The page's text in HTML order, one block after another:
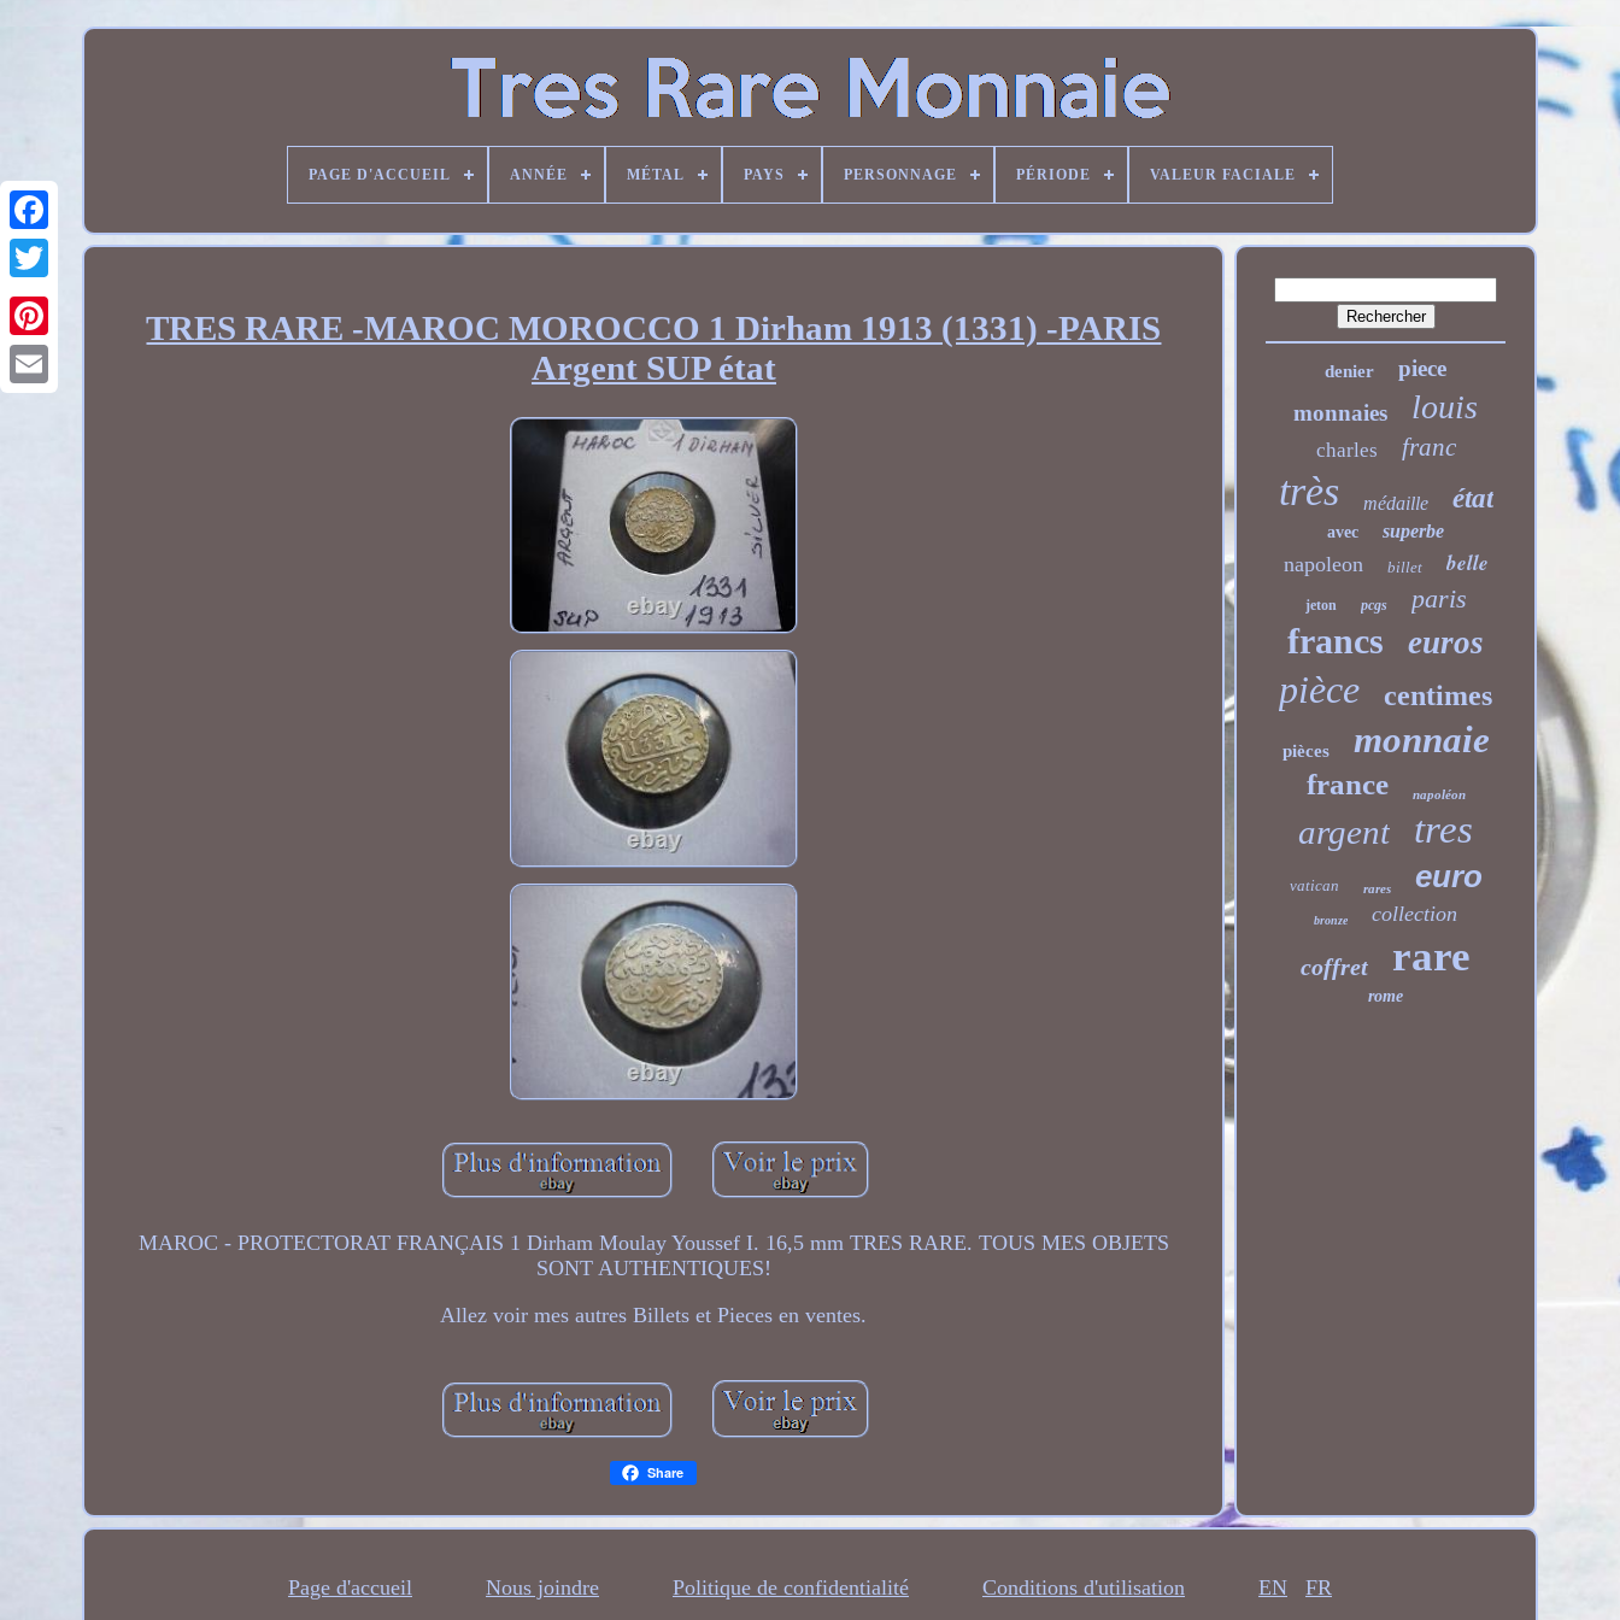
PAGE D'ACCUEIL ANNÉE MÉTAL PAYS PERSONNAGE PÉRIODE VALEUR FACIALE
TRES RARE -MAROC MOROCCO 1 Dirham 1913 (1331) -PARIS
Argent SUP état
MAROC - PROTECTORAT FRANÇAIS 1 Dirham Moulay Youssef I. 16,5 mm TRES RARE. TOUS MES OBJETS
SONT AUTHENTIQUES!
Allez voir mes autres Billets et Pieces en ventes.
Share
denier
piece
monnaies
louis
charles franc
très médaille état
avec superbe
napoleon billet belle
jeton pcgs paris
francs euros
pièce centimes
pièces monnaie
france napoléon
argent tres
vatican rares euro
bronze collection
coffret rare
rome
Page d'accueil Nous joindre Politique de confidentialité Conditions d'utilisation EN FR